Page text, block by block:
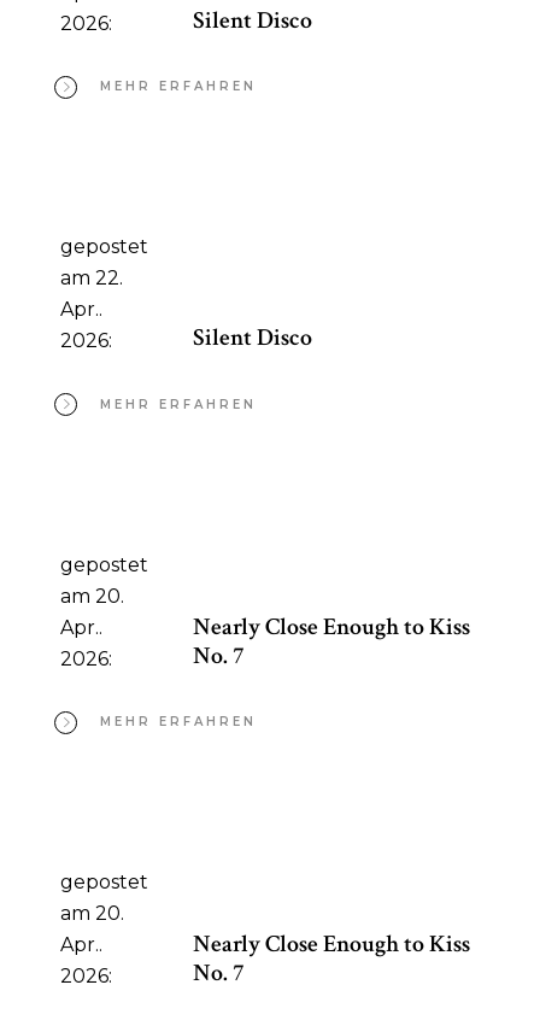
2026:
Silent Disco
MEHR ERFAHREN
gepostet
am 22.
Apr..
2026:
Silent Disco
MEHR ERFAHREN
gepostet
am 20.
Apr..
2026:
Nearly Close Enough to Kiss
No. 7
MEHR ERFAHREN
gepostet
am 20.
Apr..
2026:
Nearly Close Enough to Kiss
No. 7